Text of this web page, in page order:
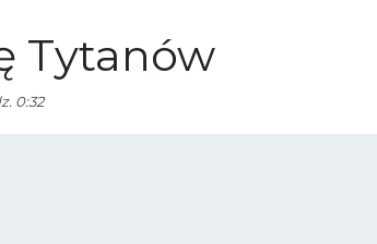
Tytanów
0:32